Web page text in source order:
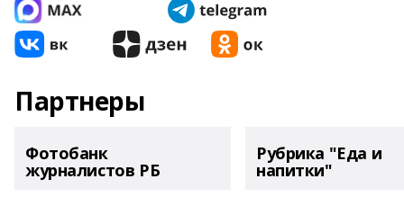
Партнеры
Фотобанк
журналистов РБ
Рубрика "Еда и
напитки"